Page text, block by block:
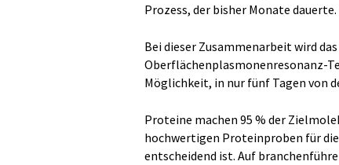
Prozess, der bisher Monate dauerte.
Bei dieser Zusammenarbeit wird
Oberflächenplasmonenresonanz-
Möglichkeit, in nur fünf Tagen von
Proteine machen 95 % der
hochwertigen Proteinproben für
entscheidend ist. Auf